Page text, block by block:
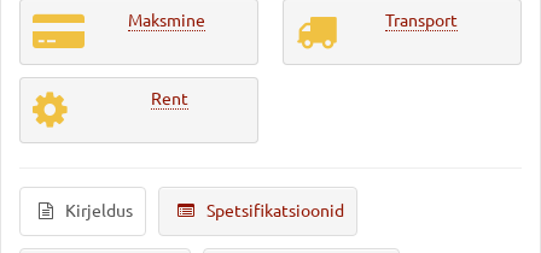
Maksmine Transport
Rent
Kirjeldus Spetsifikatsioonid